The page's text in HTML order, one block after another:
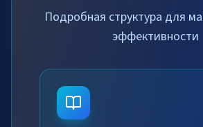
Подробная структура для
эффективности